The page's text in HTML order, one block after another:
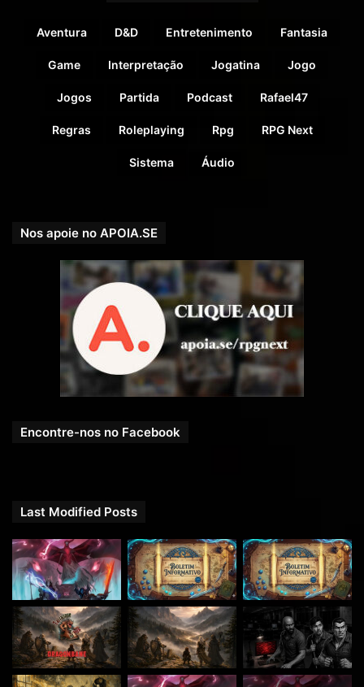
Entre agora e faça parte dessa comunidade épica:
https://t.me/RpgNextOficial.
Aventura D&D Entretenimento Fantasia
Game Interpretação Jogatina Jogo
Jogos Partida Podcast Rafael47
Regras Roleplaying Rpg RPG Next
Sistema Áudio
Nos apoie no APOIA.SE
Encontre-nos no Facebook
Last Modified Posts